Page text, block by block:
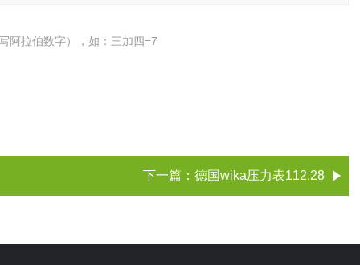
阿拉伯数字），如：三加四=7
下一篇： 德国wika压力表112.28